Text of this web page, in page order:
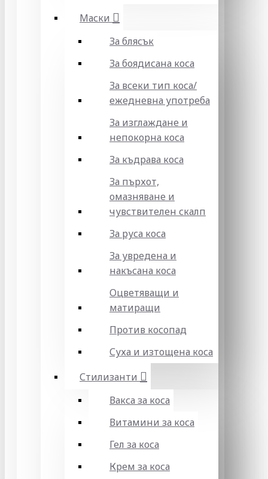
Маски
За блясък
За боядисана коса
За всеки тип коса/
ежедневна употреба
За изглаждане и
непокорна коса
За къдрава коса
За пърхот,
омазняване и
чувствителен скалп
За руса коса
За увредена и
накъсана коса
Оцветяващи и
матиращи
Против косопад
Суха и изтощена коса
Стилизанти
Вакса за коса
Витамини за коса
Гел за коса
Крем за коса